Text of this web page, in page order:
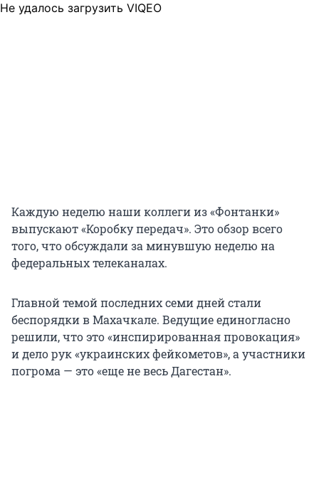
Не удалось загрузить VIQEO
Каждую неделю наши коллеги из «Фонтанки»
выпускают «Коробку передач». Это обзор всего
того, что обсуждали за минувшую неделю на
федеральных телеканалах.
Главной темой последних семи дней стали
беспорядки в Махачкале. Ведущие единогласно
решили, что это «инспирированная провокация»
и дело рук «украинских фейкометов», а участники
погрома — это «еще не весь Дагестан».